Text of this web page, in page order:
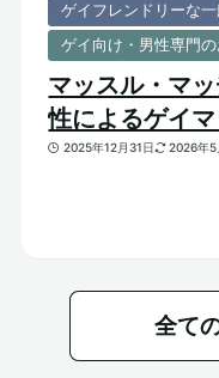
ゲイフレンドリーな
ゲイ向け・男性専門
マッスル・マ
性によるゲイマ
特集｜おすすめ
2025年12月31日 2026年5
全て